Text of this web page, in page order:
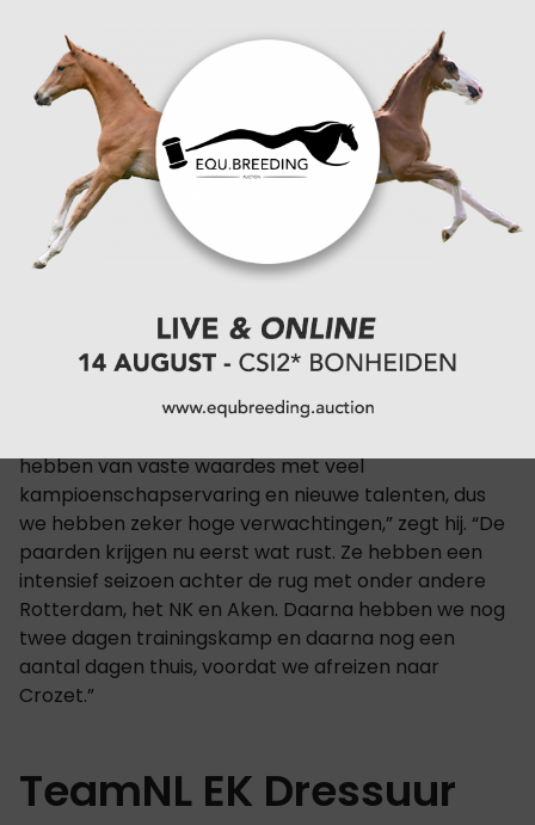
enthousiast. “Met Rowena hebben we een jonge
amazone toegevoegd die eigenlijk al een heel mooi
seizoen heeft gedraaid. Een jeugdige amazone die
met veel sympathie en harmonie rijdt. Dat gaf ons
de doorslag om haar in het team op te nemen,”
aldus de bondscoach.
Verwachtingen voor
het EK
Van der Meer kijkt met vertrouwen uit naar het EK.
hebben van vaste waardes met veel
kampioenschapservaring en nieuwe talenten, dus
we hebben zeker hoge verwachtingen,” zegt hij. “De
paarden krijgen nu eerst wat rust. Ze hebben een
intensief seizoen achter de rug met onder andere
Rotterdam, het NK en Aken. Daarna hebben we nog
twee dagen trainingskamp en daarna nog een
aantal dagen thuis, voordat we afreizen naar
Crozet.”
TeamNL EK Dressuur